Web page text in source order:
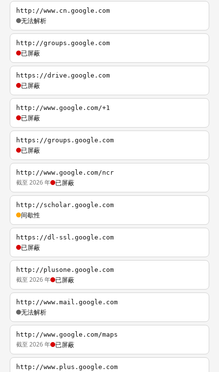
http://www.cn.google.com
无法解析
http://groups.google.com
已屏蔽
https://drive.google.com
已屏蔽
http://www.google.com/+1
已屏蔽
https://groups.google.com
已屏蔽
http://www.google.com/ncr
截至 2026 年 已屏蔽
http://scholar.google.com
间歇性
https://dl-ssl.google.com
已屏蔽
http://plusone.google.com
截至 2026 年 已屏蔽
http://www.mail.google.com
无法解析
http://www.google.com/maps
截至 2026 年 已屏蔽
http://www.plus.google.com